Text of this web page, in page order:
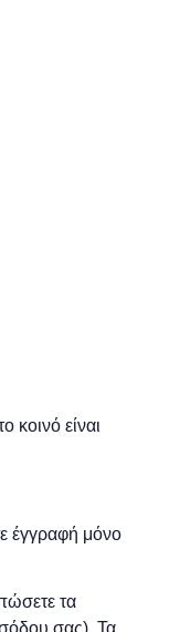
κοινό είναι
έγγραφή μόνο
τα
σας). Τα